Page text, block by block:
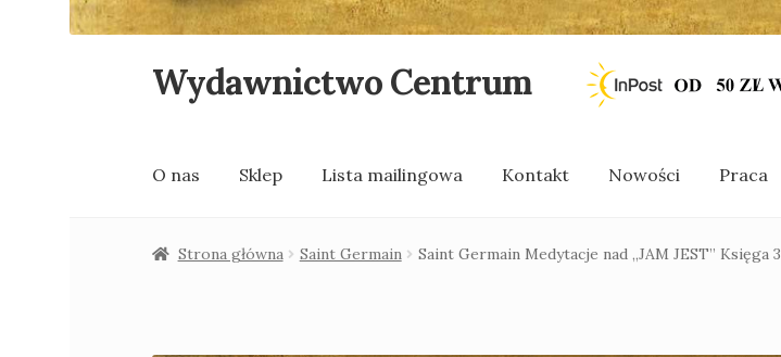
Przejdź
do
Przejdź
do
Wydawnictwo Centrum
O nas Sklep Lista mailingowa Kontakt Nowości Praca
Strona główna Saint Germain Saint Germain Medytacje nad „JAM JEST” Księga 3